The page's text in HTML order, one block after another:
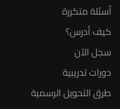
أسئلة متكررة
كيف أدرس؟
سجل الآن
دورات تدريبية
طرق التحويل الرسمية